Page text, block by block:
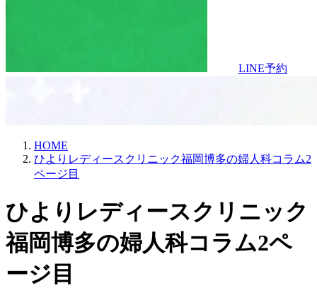
LINE予約
HOME
ひよりレディースクリニック福岡博多の婦人科コラム2
ページ目
ひより​レディースクリニック
福岡博多の​婦人科コラム2ペ
ージ目